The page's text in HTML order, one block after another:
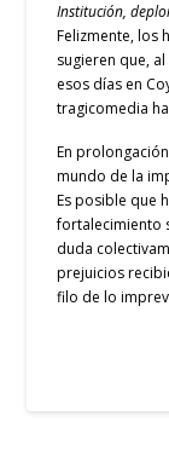
Institución,
Felizmente, los
sugieren que,
esos días en
tragicomedia
En
mundo de la
Es posible que
fortalecimiento
duda
prejuicios
filo de lo